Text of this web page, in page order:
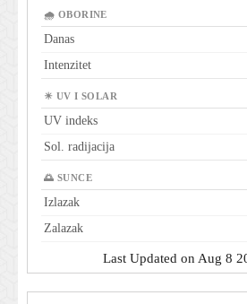
🌧 OBORINE
Danas
Intenzitet
☀ UV I SOLAR
UV indeks
Sol. radijacija
🌅 SUNCE
Izlazak
Zalazak
Last Updated on Aug 8